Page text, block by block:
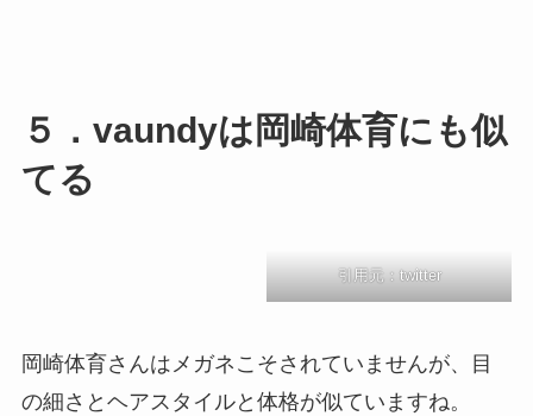
５．vaundyは岡崎体育にも似
てる
引用元：twitter
岡崎体育さんはメガネこそされていませんが、目
の細さとヘアスタイルと体格が似ていますね。